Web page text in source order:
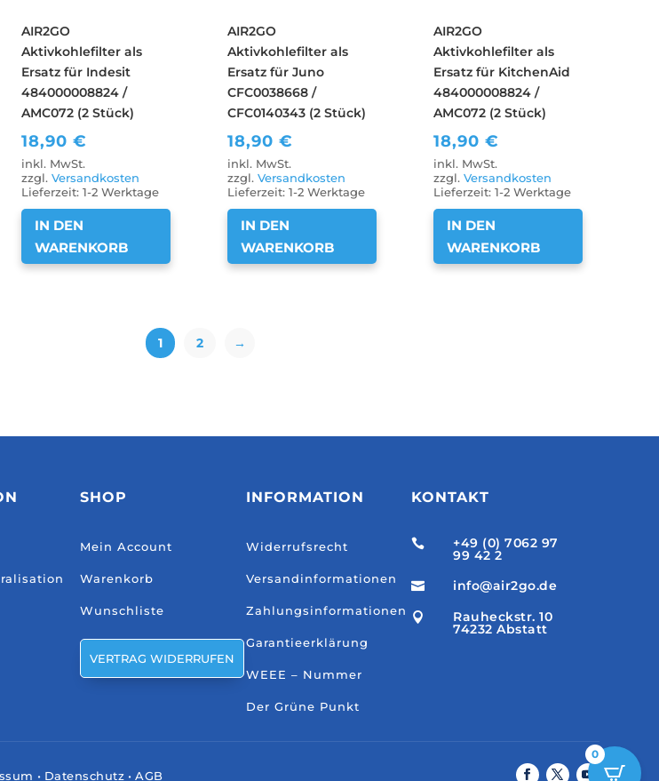
AIR2GO
Aktivkohlefilter als
Ersatz für Indesit
484000008824 /
AMC072 (2 Stück)
18,90 €
inkl. MwSt.
zzgl. Versandkosten
Lieferzeit: 1-2 Werktage
IN DEN
WARENKORB
AIR2GO
Aktivkohlefilter als
Ersatz für Juno
CFC0038668 /
CFC0140343 (2 Stück)
18,90 €
inkl. MwSt.
zzgl. Versandkosten
Lieferzeit: 1-2 Werktage
IN DEN
WARENKORB
AIR2GO
Aktivkohlefilter als
Ersatz für KitchenAid
484000008824 /
AMC072 (2 Stück)
18,90€
inkl. MwSt.
zzgl.Versandkosten
Lieferzeit:1-2 Werktage
IN DEN
WARENKORB
1 2 →
SHOP
Mein Account
Warenkorb
Wunschliste
VERTRAG WIDERRUFEN
INFORMATION
Widerrufsrecht
Versandinformationen
Zahlungsinformationen
Garantieerklärung
WEEE – Nummer
Der Grüne Punkt
KONTAKT
 +49 (0) 7062 97
99 42 2
 info@air2go.de
 Rauheckstr. 10
74232 Abstatt
• Datenschutz • AGB
0